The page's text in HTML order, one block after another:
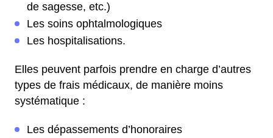
de sagesse, etc.)
Les soins ophtalmologiques
Les hospitalisations.
Elles peuvent parfois prendre en charge d’autres
types de frais médicaux, de manière moins
systématique :
Les dépassements d’honoraires